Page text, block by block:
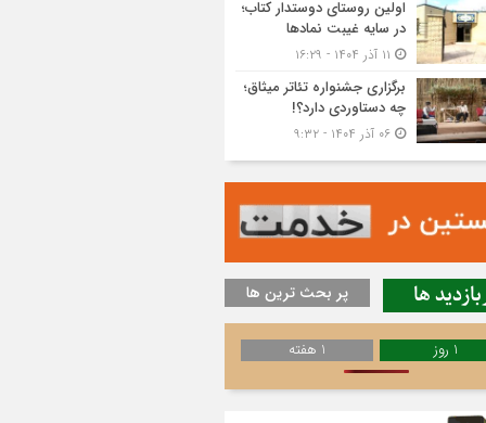
اولین روستای دوستدار کتاب؛
در سایه غیبت نمادها
برگزاری جشنواره تئاتر میثاق؛
چه دستاوردی دارد؟!
ها پر بحث ترین ها
1 روز 1 هفته